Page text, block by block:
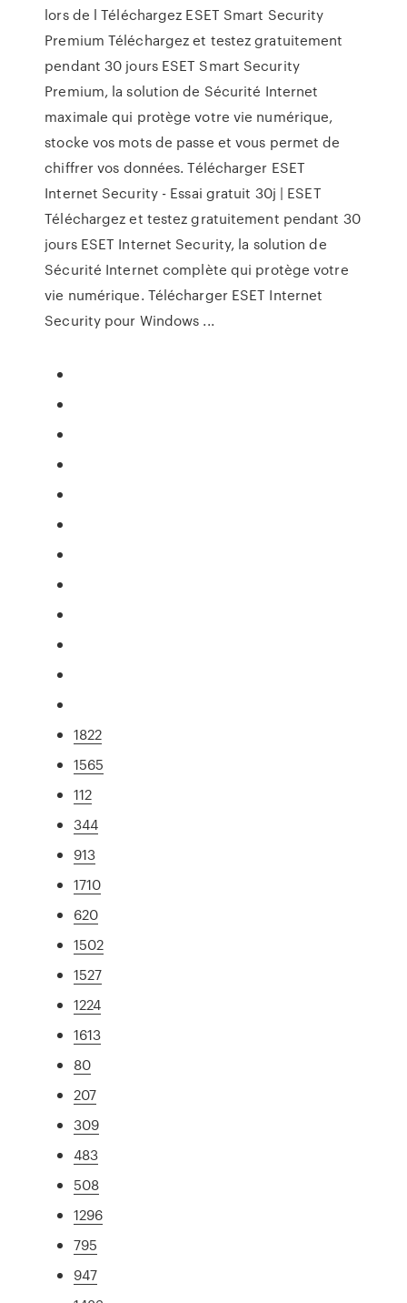
lors de l Téléchargez ESET Smart Security
Premium Téléchargez et testez gratuitement
pendant 30 jours ESET Smart Security
Premium, la solution de Sécurité Internet
maximale qui protège votre vie numérique,
stocke vos mots de passe et vous permet de
chiffrer vos données. Télécharger ESET
Internet Security - Essai gratuit 30j | ESET
Téléchargez et testez gratuitement pendant 30
jours ESET Internet Security, la solution de
Sécurité Internet complète qui protège votre
vie numérique. Télécharger ESET Internet
Security pour Windows ...
1822
1565
112
344
913
1710
620
1502
1527
1224
1613
80
207
309
483
508
1296
795
947